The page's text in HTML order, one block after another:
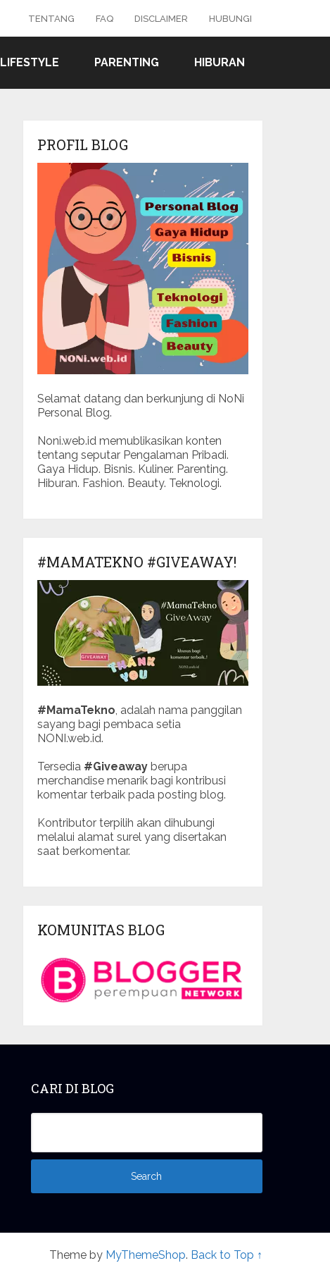
TENTANG FAQ DISCLAIMER HUBUNGI
LIFESTYLE PARENTING HIBURAN
PROFIL BLOG
Selamat datang dan berkunjung di NoNi
Personal Blog.
Noni.web.id memublikasikan konten
tentang seputar Pengalaman Pribadi.
Gaya Hidup. Bisnis. Kuliner. Parenting.
Hiburan. Fashion. Beauty. Teknologi.
#MAMATEKNO #GIVEAWAY!
#MamaTekno , adalah nama panggilan
sayang bagi pembaca setia
NONI.web.id.
Tersedia #Giveaway berupa
merchandise menarik bagi kontribusi
komentar terbaik pada posting blog.
Kontributor terpilih akan dihubungi
melalui alamat surel yang disertakan
saat berkomentar.
KOMUNITAS BLOG
CARI DI BLOG
Theme by MyThemeShop. Back to Top ↑